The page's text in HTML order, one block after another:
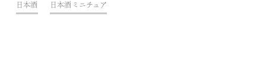
日本酒 日本酒ミニチュア